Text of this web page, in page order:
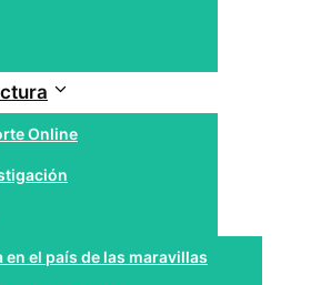
Online
en el país de las maravillas